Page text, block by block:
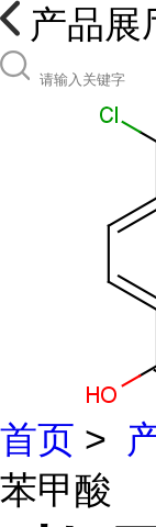
产品展
首页 >
苯甲酸